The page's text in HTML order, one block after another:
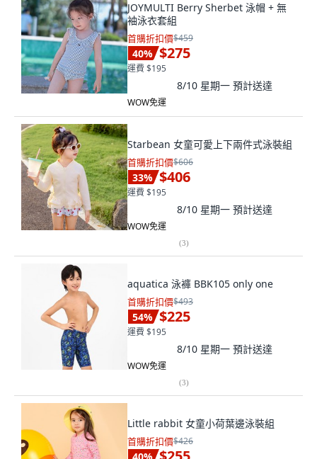
JOYMULTI Berry Sherbet 泳帽 + 無
袖泳衣套組
首購折扣價$459
40% $275
運費 $195
8/10 星期一 預計送達
WOW免運
Starbean 女童可愛上下兩件式泳裝組
首購折扣價$606
33% $406
運費 $195
8/10 星期一 預計送達
WOW免運
(3)
aquatica 泳褲 BBK105 only one
首購折扣價$493
54% $225
運費 $195
8/10 星期一 預計送達
WOW免運
(3)
Little rabbit 女童小荷葉邊泳裝組
首購折扣價$426